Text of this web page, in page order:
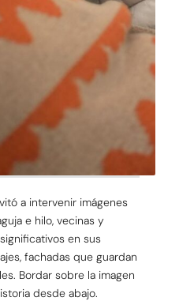
a intervenir imágenes
e hilo, vecinas y
en sus
fachadas que guardan
Bordar sobre la imagen
desde abajo.